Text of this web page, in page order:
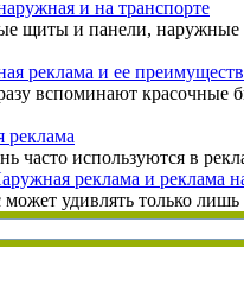
и на транспорте
щиты и панели,
реклама и ее
вспоминают
реклама
часто используются в
реклама и реклама
удивлять только